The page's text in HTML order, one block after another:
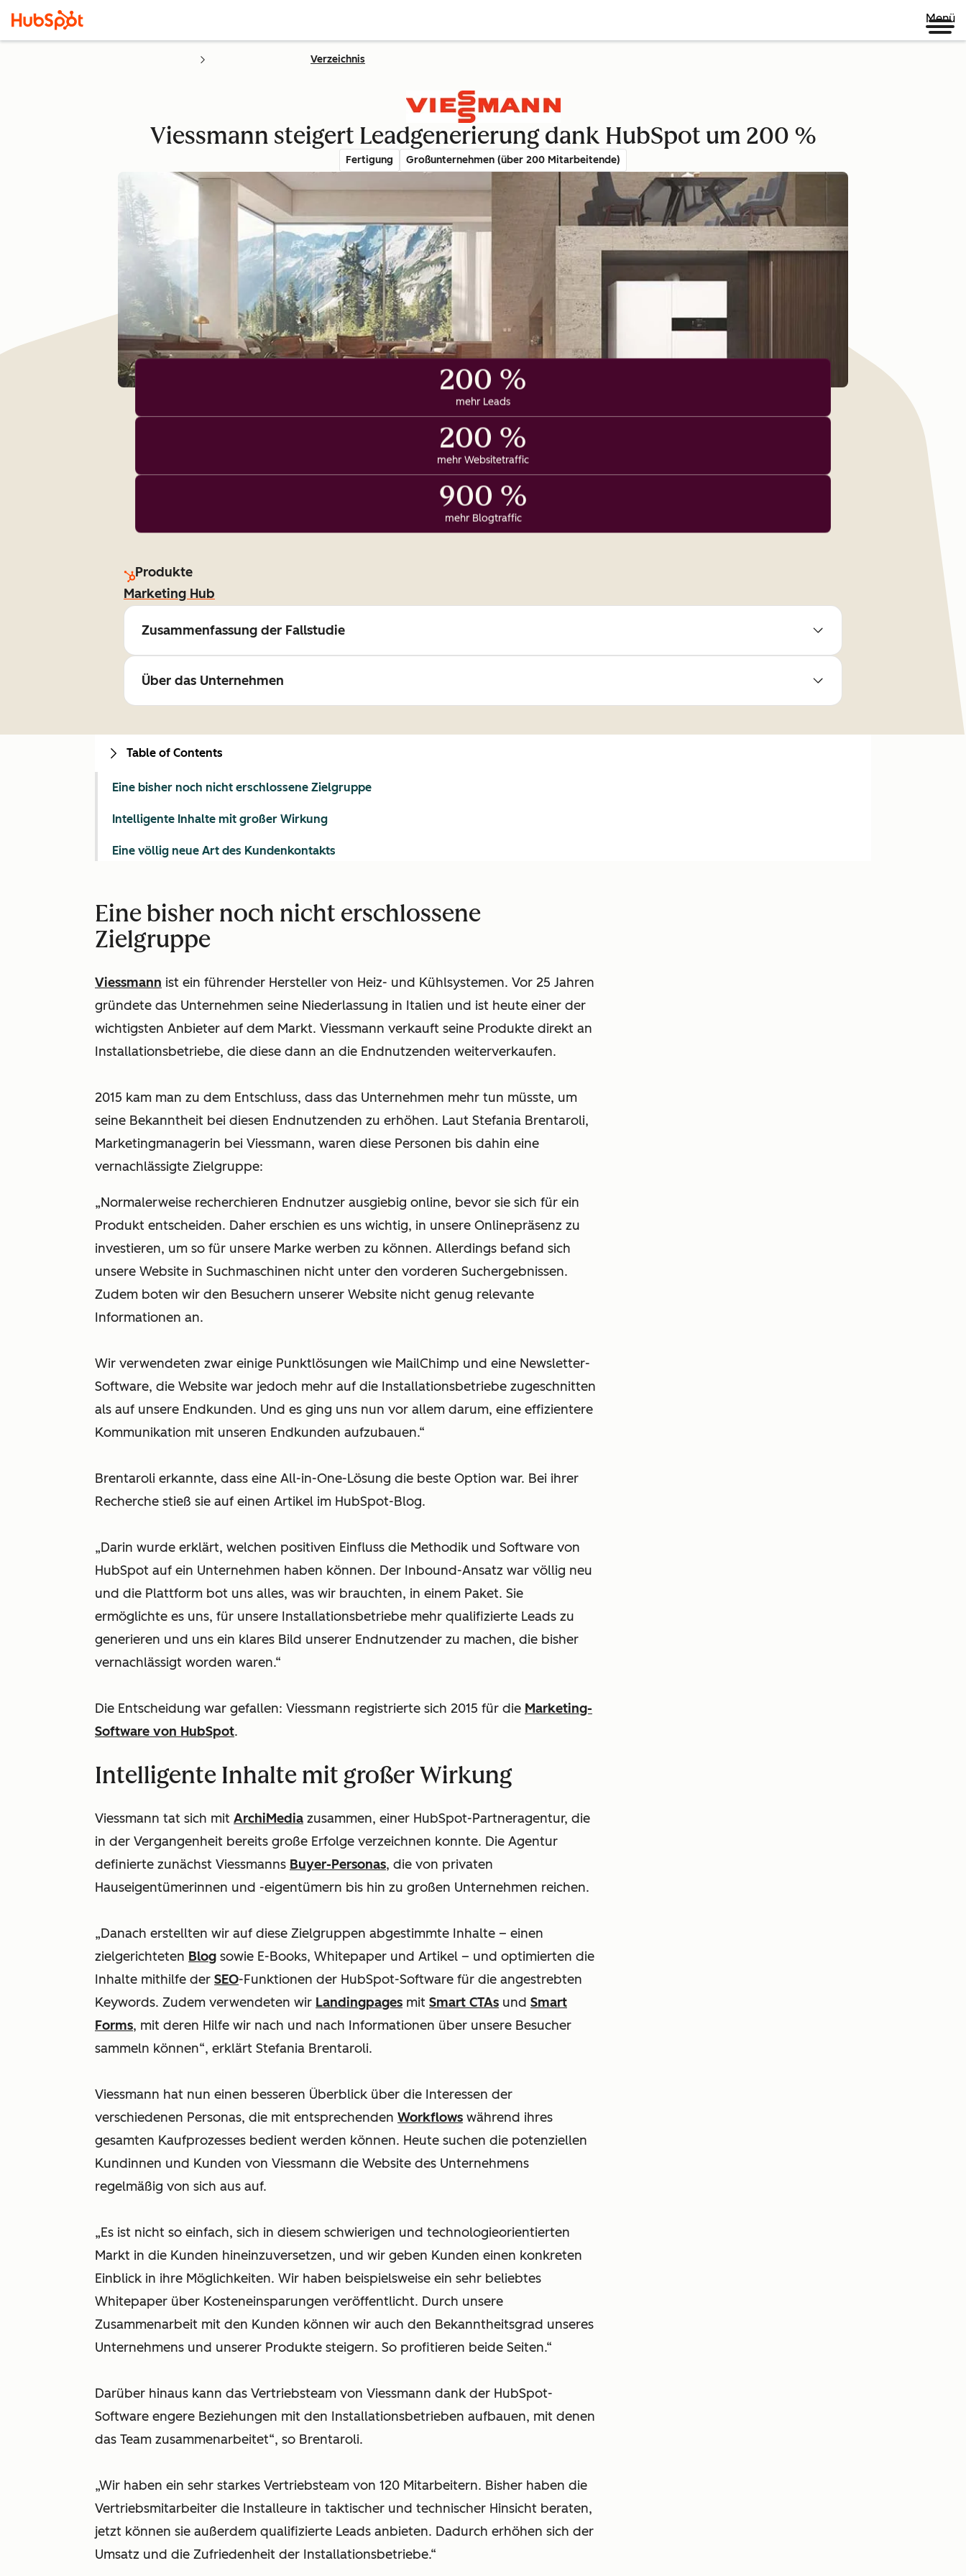
Menü
Verzeichnis
Viessmann steigert Leadgenerierung dank HubSpot um 200 %
Fertigung Großunternehmen (über 200 Mitarbeitende)
200 %
mehr Leads
200 %
mehr Websitetraffic
900 %
mehr Blogtraffic
Produkte
Marketing Hub
Zusammenfassung der Fallstudie
Über das Unternehmen
Eine bisher noch nicht erschlossene
Zielgruppe
Viessmann ist ein führender Hersteller von Heiz- und Kühlsystemen. Vor 25 Jahren
gründete das Unternehmen seine Niederlassung in Italien und ist heute einer der
wichtigsten Anbieter auf dem Markt. Viessmann verkauft seine Produkte direkt an
Installationsbetriebe, die diese dann an die Endnutzenden weiterverkaufen.
2015 kam man zu dem Entschluss, dass das Unternehmen mehr tun müsste, um
seine Bekanntheit bei diesen Endnutzenden zu erhöhen. Laut Stefania Brentaroli,
Marketingmanagerin bei Viessmann, waren diese Personen bis dahin eine
vernachlässigte Zielgruppe:
„Normalerweise recherchieren Endnutzer ausgiebig online, bevor sie sich für ein
Produkt entscheiden. Daher erschien es uns wichtig, in unsere Onlinepräsenz zu
investieren, um so für unsere Marke werben zu können. Allerdings befand sich
unsere Website in Suchmaschinen nicht unter den vorderen Suchergebnissen.
Zudem boten wir den Besuchern unserer Website nicht genug relevante
Informationen an.
Wir verwendeten zwar einige Punktlösungen wie MailChimp und eine Newsletter-
Software, die Website war jedoch mehr auf die Installationsbetriebe zugeschnitten
als auf unsere Endkunden. Und es ging uns nun vor allem darum, eine effizientere
Kommunikation mit unseren Endkunden aufzubauen.“
Brentaroli erkannte, dass eine All-in-One-Lösung die beste Option war. Bei ihrer
Recherche stieß sie auf einen Artikel im HubSpot-Blog.
„Darin wurde erklärt, welchen positiven Einfluss die Methodik und Software von
HubSpot auf ein Unternehmen haben können. Der Inbound-Ansatz war völlig neu
und die Plattform bot uns alles, was wir brauchten, in einem Paket. Sie
ermöglichte es uns, für unsere Installationsbetriebe mehr qualifizierte Leads zu
generieren und uns ein klares Bild unserer Endnutzender zu machen, die bisher
vernachlässigt worden waren.“
Die Entscheidung war gefallen: Viessmann registrierte sich 2015 für die Marketing-
Software von HubSpot.
Intelligente Inhalte mit großer Wirkung
Viessmann tat sich mit ArchiMedia zusammen, einer HubSpot-Partneragentur, die
in der Vergangenheit bereits große Erfolge verzeichnen konnte. Die Agentur
definierte zunächst Viessmanns Buyer-Personas, die von privaten
Hauseigentümerinnen und -eigentümern bis hin zu großen Unternehmen reichen.
„Danach erstellten wir auf diese Zielgruppen abgestimmte Inhalte – einen
zielgerichteten Blog sowie E-Books, Whitepaper und Artikel – und optimierten die
Inhalte mithilfe der SEO-Funktionen der HubSpot-Software für die angestrebten
Keywords. Zudem verwendeten wir Landingpages mit Smart CTAs und Smart
Forms, mit deren Hilfe wir nach und nach Informationen über unsere Besucher
sammeln können“, erklärt Stefania Brentaroli.
Viessmann hat nun einen besseren Überblick über die Interessen der
verschiedenen Personas, die mit entsprechenden Workflows während ihres
gesamten Kaufprozesses bedient werden können. Heute suchen die potenziellen
Kundinnen und Kunden von Viessmann die Website des Unternehmens
regelmäßig von sich aus auf.
„Es ist nicht so einfach, sich in diesem schwierigen und technologieorientierten
Markt in die Kunden hineinzuversetzen, und wir geben Kunden einen konkreten
Einblick in ihre Möglichkeiten. Wir haben beispielsweise ein sehr beliebtes
Whitepaper über Kosteneinsparungen veröffentlicht. Durch unsere
Zusammenarbeit mit den Kunden können wir auch den Bekanntheitsgrad unseres
Unternehmens und unserer Produkte steigern. So profitieren beide Seiten.“
Darüber hinaus kann das Vertriebsteam von Viessmann dank der HubSpot-
Software engere Beziehungen mit den Installationsbetrieben aufbauen, mit denen
das Team zusammenarbeitet“, so Brentaroli.
„Wir haben ein sehr starkes Vertriebsteam von 120 Mitarbeitern. Bisher haben die
Vertriebsmitarbeiter die Installeure in taktischer und technischer Hinsicht beraten,
jetzt können sie außerdem qualifizierte Leads anbieten. Dadurch erhöhen sich der
Umsatz und die Zufriedenheit der Installationsbetriebe.“
Table of Contents
Eine bisher noch nicht erschlossene Zielgruppe
Intelligente Inhalte mit großer Wirkung
Eine völlig neue Art des Kundenkontakts